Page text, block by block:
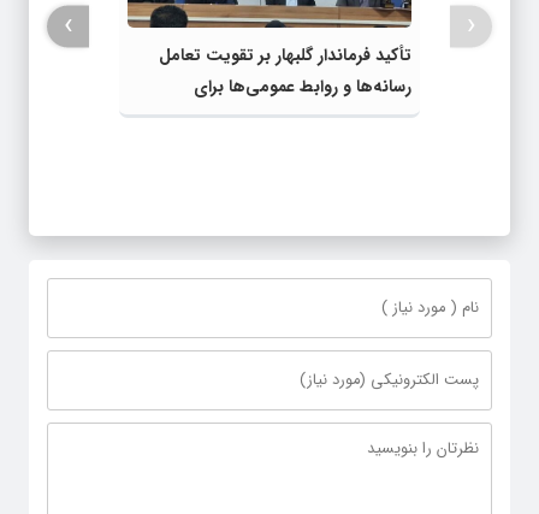
تأکید فرماندار گلبهار بر تقویت تعامل
رسانه‌ها و روابط عمومی‌ها برای
اطلاع‌رسانی شفاف
‹
›